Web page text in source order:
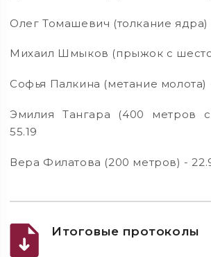
Олег Томашевич (толкание ядра)
Михаил Шмыков (прыжок с
Софья Палкина (метание молота)
Эмилия Тангара (400 метров
55.19
Вера Филатова (200 метров) -
Итоговые протоколы